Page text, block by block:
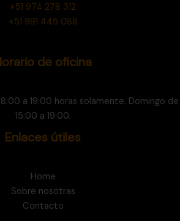
+51 974 278 312
+51 991 445 088
de oficina
a 19:00 horas solamente. Domingo de
15:00 a 19:00.
Enlaces útiles
Home
Sobre nosotras
Contacto